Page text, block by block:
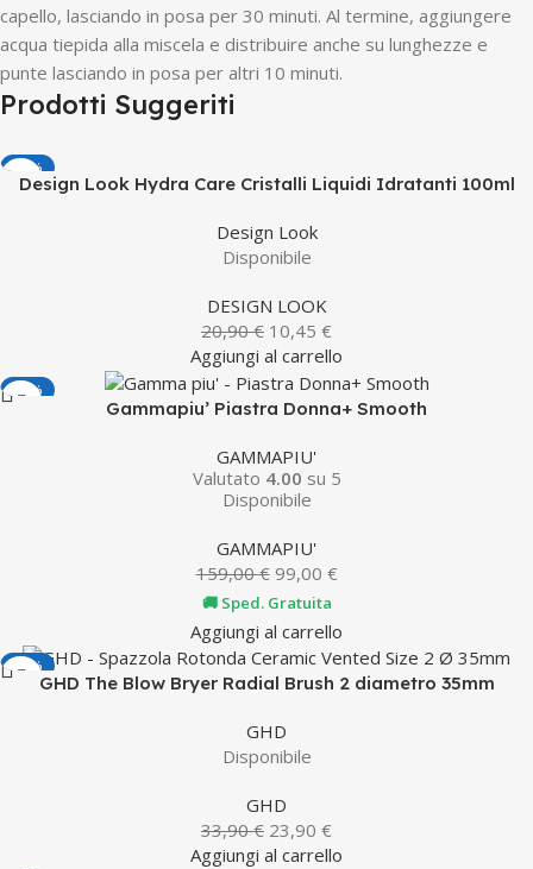
capello, lasciando in posa per 30 minuti. Al termine, aggiungere
acqua tiepida alla miscela e distribuire anche su lunghezze e
punte lasciando in posa per altri 10 minuti.
Prodotti Suggeriti
-50%
Design Look Hydra Care Cristalli Liquidi Idratanti 100ml
Design Look
Disponibile
DESIGN LOOK
20,90€ 10,45 €
Aggiungi al carrello
-38%
Gammapiu’ Piastra Donna+ Smooth
GAMMAPIU'
Valutato 4.00 su 5
Disponibile
GAMMAPIU'
159,00€ 99,00 €
🚚 Sped. Gratuita
Aggiungi al carrello
-29%
GHD The Blow Bryer Radial Brush 2 diametro 35mm
GHD
Disponibile
GHD
33,90€ 23,90 €
Aggiungi al carrello